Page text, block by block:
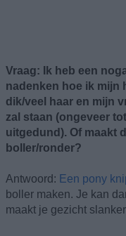
Vraag: Ik heb een
nadenken hoe ik mijn
dik/veel haar en mijn
zal staan (ongeveer
uitgedund). Of maakt
boller/ronder?
Antwoord: Een pony
boller maken. Je kan
maakt je gezicht